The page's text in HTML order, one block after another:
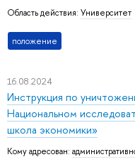
Область действия: Университет
положение
16.08.2024
Инструкция по
Национальном
школа экономики»
Кому адресован: